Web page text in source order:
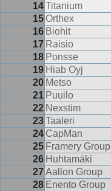
14Titanium
15Orthex
16 Biohit
17 Raisio
18 Ponsse
19 Hiab Oyj
20 Metso
21 Puuilo
22 Nexstim
23Taaleri
24 CapMan
25 Framery Group
26 Huhtamäki
27Aallon Group
28 Enento Group